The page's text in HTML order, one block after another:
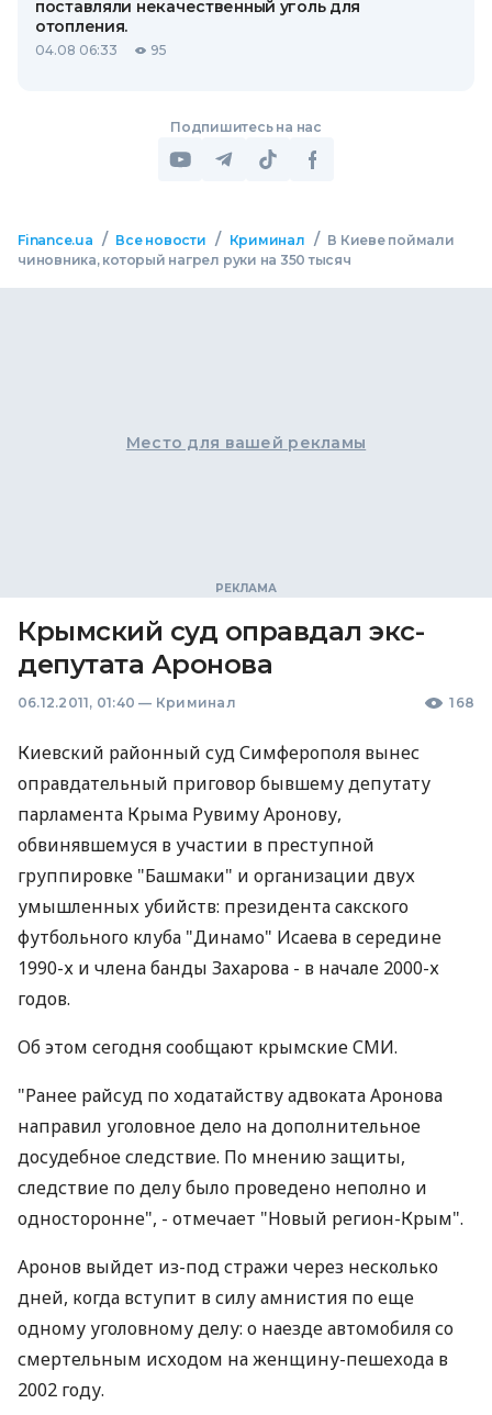
поставляли некачественный уголь для
отопления.
04.08 06:33 95
Подпишитесь на нас
Finance.ua / Все новости / Криминал / В Киеве поймали
чиновника, который нагрел руки на 350 тысяч
Место для вашей рекламы
Крымский суд оправдал экс-
депутата Аронова
06.12.2011, 01:40 — Криминал 168
Киевский районный суд Симферополя вынес
оправдательный приговор бывшему депутату
парламента Крыма Рувиму Аронову,
обвинявшемуся в участии в преступной
группировке "Башмаки" и организации двух
умышленных убийств: президента сакского
футбольного клуба "Динамо" Исаева в середине
1990-х и члена банды Захарова - в начале 2000-х
годов.
Об этом сегодня сообщают крымские СМИ.
"Ранее райсуд по ходатайству адвоката Аронова
направил уголовное дело на дополнительное
досудебное следствие. По мнению защиты,
следствие по делу было проведено неполно и
односторонне", - отмечает "Новый регион-Крым".
Аронов выйдет из-под стражи через несколько
дней, когда вступит в силу амнистия по еще
одному уголовному делу: о наезде автомобиля со
смертельным исходом на женщину-пешехода в
2002 году.